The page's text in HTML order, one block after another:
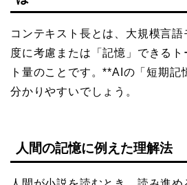
コンテキスト長とは、大規模言
度に考慮または「記憶」できるト
ト量のことです。**AIの「短期記
分かりやすいでしょう。
人間の記憶に例えた理解法